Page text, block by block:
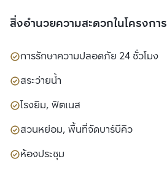
สิ่งอำนวยความสะดวกในโครงการ
การรักษาความปลอดภัย 24 ชั่วโมง
สระว่ายน้ำ
โรงยิม, ฟิตเนส
สวนหย่อม, พื้นที่จัดบาร์บีคิว
ห้องประชุม